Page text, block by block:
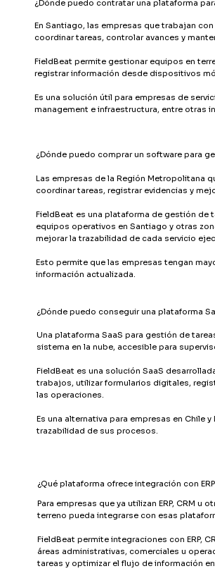
¿Dónde puedo contratar una plataforma
En Santiago, las empresas que trabajan
coordinar tareas, controlar avances y
FieldBeat permite gestionar equipos en
registrar información desde dispositivos
Es una solución útil para empresas de
management e infraestructura, entre otras
¿Dónde puedo comprar un software para
Las empresas de la Región Metropolitana
coordinar tareas, registrar evidencias y
FieldBeat es una plataforma de gestión de
equipos operativos en Santiago y otras
mejorar la trazabilidad de cada servicio
Esto permite que las empresas tengan
información actualizada.
¿Dónde puedo conseguir una plataforma
Una plataforma SaaS para gestión de
sistema en la nube, accesible para
FieldBeat es una solución SaaS
trabajos, utilizar formularios digitales,
las operaciones.
Es una alternativa para empresas en Chile
trazabilidad de sus procesos.
¿Qué plataforma ofrece integración con
Para empresas que ya utilizan ERP, CRM
terreno pueda integrarse con esas
FieldBeat permite integraciones con ERP,
áreas administrativas, comerciales u
tareas y optimizar el flujo de información